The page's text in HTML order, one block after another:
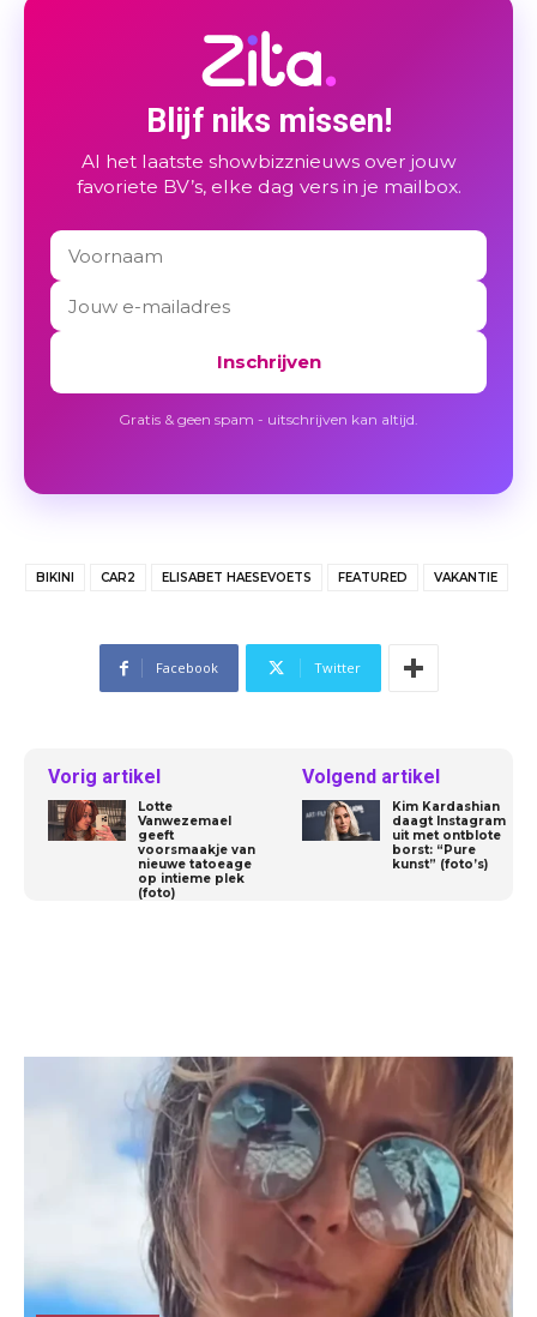
Blijf niks missen!
Al het laatste showbizznieuws over jouw
favoriete BV’s, elke dag vers in je mailbox.
Inschrijven
Gratis & geen spam - uitschrijven kan altijd.
BIKINI CAR2 ELISABET HAESEVOETS FEATURED VAKANTIE
Facebook Twitter
Vorig artikel
Lotte
Vanwezemael
geeft
voorsmaakje van
nieuwe tatoeage
op intieme plek
(foto)
Volgend artikel
Kim Kardashian
daagt Instagram
uit met ontblote
borst: “Pure
kunst” (foto’s)